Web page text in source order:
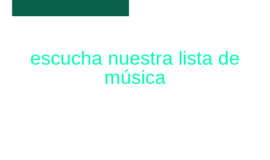
escucha nuestra lista de
música